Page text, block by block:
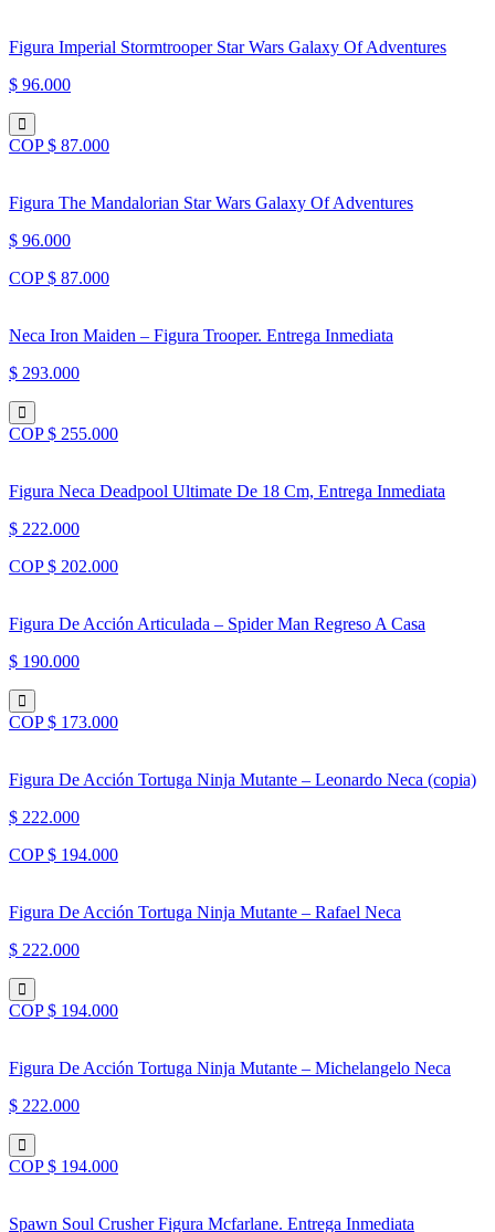
Figura Imperial Stormtrooper Star Wars Galaxy Of Adventures
$ 96.000
COP $ 87.000
Figura The Mandalorian Star Wars Galaxy Of Adventures
$ 96.000
COP $ 87.000
Neca Iron Maiden – Figura Trooper. Entrega Inmediata
$ 293.000
COP $ 255.000
Figura Neca Deadpool Ultimate De 18 Cm, Entrega Inmediata
$ 222.000
COP $ 202.000
Figura De Acción Articulada – Spider Man Regreso A Casa
$ 190.000
COP $ 173.000
Figura De Acción Tortuga Ninja Mutante – Leonardo Neca (copia)
$ 222.000
COP $ 194.000
Figura De Acción Tortuga Ninja Mutante – Rafael Neca
$ 222.000
COP $ 194.000
Figura De Acción Tortuga Ninja Mutante – Michelangelo Neca
$ 222.000
COP $ 194.000
Spawn Soul Crusher Figura Mcfarlane. Entrega Inmediata